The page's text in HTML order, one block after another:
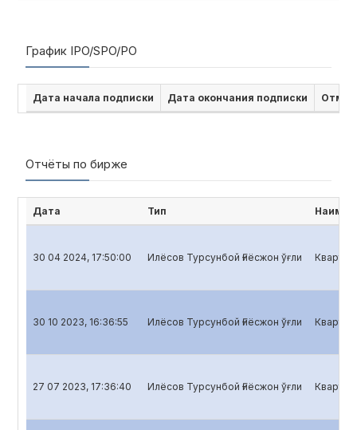
График IPO/SPO/PO
Дата начала подписки Дата окончания подписки
Отчёты по бирже
Дата Тип
30 04 2024, 17:50:00 Илёсов Турсунбой Ғиёсжон ўғли
30 10 2023, 16:36:55 Илёсов Турсунбой Ғиёсжон ўғли
27 07 2023, 17:36:40 Илёсов Турсунбой Ғиёсжон ўғли